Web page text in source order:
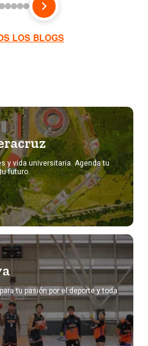
LOS BLOGS
y vida universitaria. Agenda tu
futuro.
tu pasión por el deporte y toda